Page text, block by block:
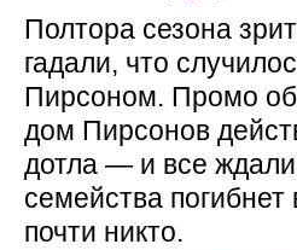
Полтора сезона
гадали, что
Пирсоном. Промо
дом Пирсонов
дотла — и все
семейства погибнет
почти никто.